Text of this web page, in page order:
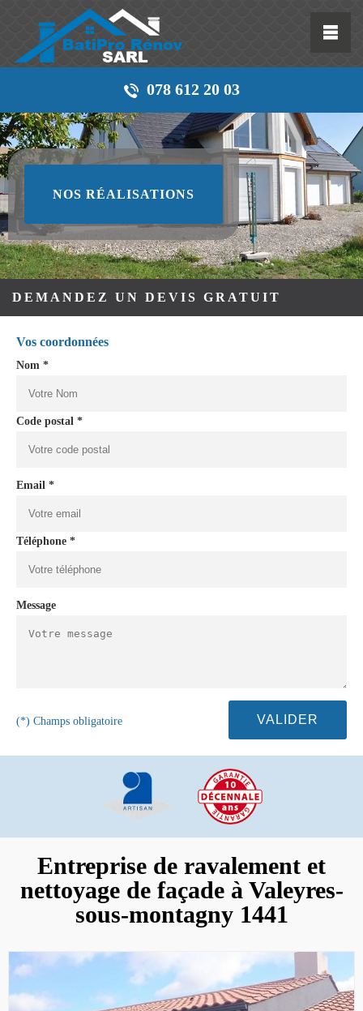
078 612 20 03
NOS RÉALISATIONS
DEMANDEZ UN DEVIS GRATUIT
Vos coordonnées
Nom *
Code postal *
Email *
Téléphone *
Message
(*) Champs obligatoire
Entreprise de ravalement et
nettoyage de façade à Valeyres-
sous-montagny 1441